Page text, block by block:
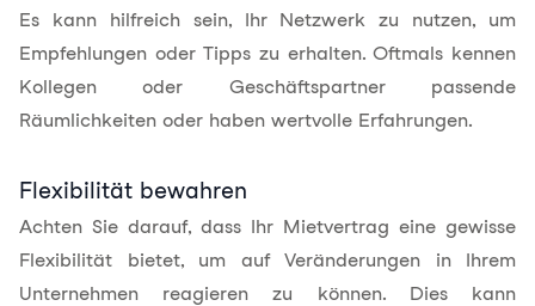
Es kann hilfreich sein, Ihr Netzwerk zu nutzen, um
Empfehlungen oder Tipps zu erhalten. Oftmals kennen
Kollegen oder Geschäftspartner passende
Räumlichkeiten oder haben wertvolle Erfahrungen.
Flexibilität bewahren
Achten Sie darauf, dass Ihr Mietvertrag eine gewisse
Flexibilität bietet, um auf Veränderungen in Ihrem
Unternehmen reagieren zu können. Dies kann